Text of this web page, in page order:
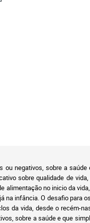
negativos, sobre a
sobre qualidade de
alimentação no inicio da
na infância. O desafio
da vida, desde o recém-
sobre a saúde e que